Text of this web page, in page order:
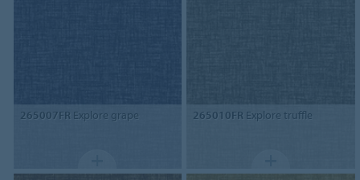
265007FR Explore grape 265010FR Explore truffle